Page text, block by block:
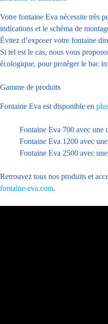
Votre fontaine Eva nécessite très
indications et le schéma de
Évitez d’exposer votre fontaine
Si tel est le cas, nous vous
écologique, pour protéger le bac
Gamme de produits
Fontaine Eva est disponible en
Fontaine Eva 700 avec une
Fontaine Eva 1200 avec
Fontaine Eva 2500 avec
Retrouvez tous nos produits et
fontaine-eva.com.